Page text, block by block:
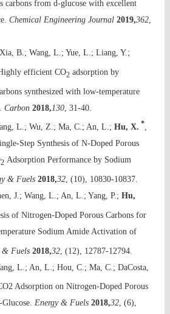
carbons from d-glucose with excellent
Chemical Engineering Journal 2019,362,
B.; Wang, L.; Yue, L.; Liang, Y.;
Highly efficient CO2adsorption by
synthesized with low-temperature
Carbon 2018, 130, 31-40.
L.; Wu, Z.; Ma, C.; An, L.; Hu, X. *,
Step Synthesis of N-Doped Porous
2Adsorption Performance by Sodium
& Fuels 2018,32, (10), 10830-10837.
J.; Wang, L.; An, L.; Yang, P.; Hu,
of Nitrogen-Doped Porous Carbons for
Sodium Amide Activation of
& Fuels 2018,32, (12), 12787-12794.
L.; An, L.; Hou, C.; Ma, C.; DaCosta,
Adsorption on Nitrogen-Doped Porous
Energy & Fuels 2018,32, (6),